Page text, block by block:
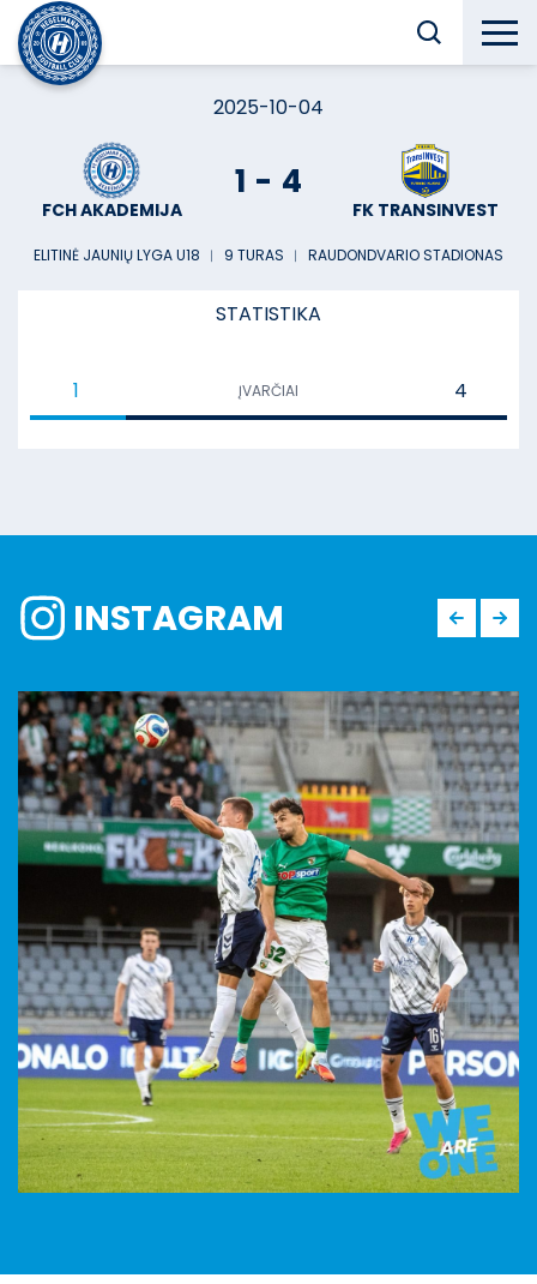
2025-10-04
FCH AKADEMIJA
1 - 4
FK TRANSINVEST
ELITINĖ JAUNIŲ LYGA U18 ︱ 9 TURAS ︱ RAUDONDVARIO STADIONAS
STATISTIKA
1 ĮVARČIAI 4
INSTAGRAM